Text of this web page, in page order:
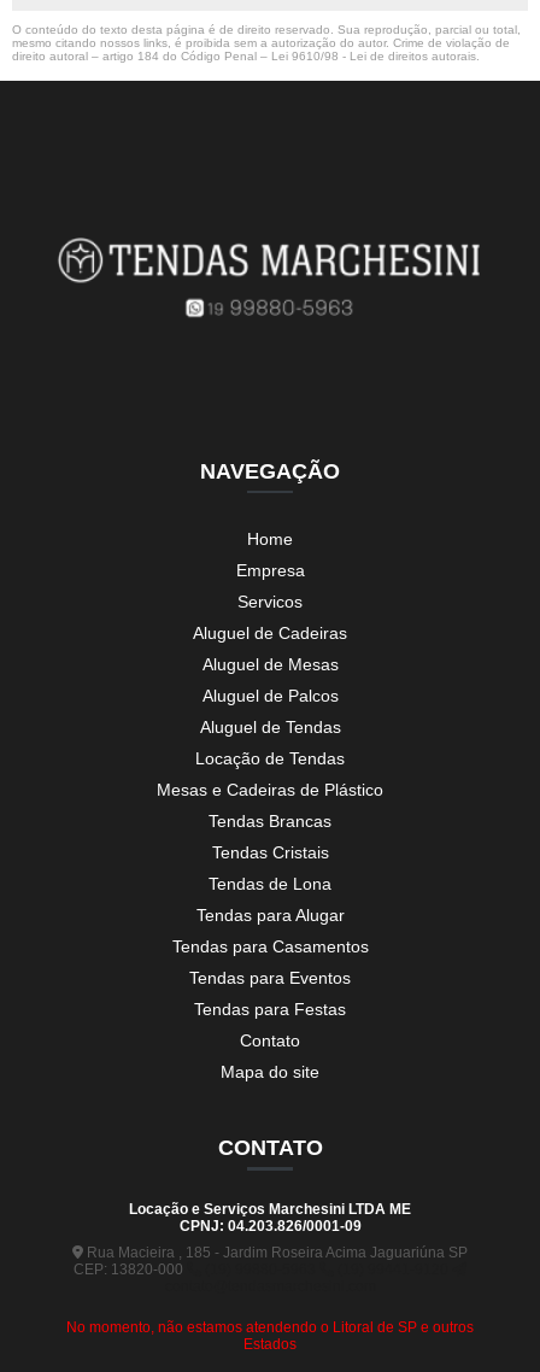
O conteúdo do texto desta página é de direito reservado. Sua reprodução, parcial ou total,
mesmo citando nossos links, é proibida sem a autorização do autor. Crime de violação de
direito autoral – artigo 184 do Código Penal – Lei 9610/98 - Lei de direitos autorais
NAVEGAÇÃO
Home
Empresa
Servicos
Aluguel de Cadeiras
Aluguel de Mesas
Aluguel de Palcos
Aluguel de Tendas
Locação de Tendas
Mesas e Cadeiras de Plástico
Tendas Brancas
Tendas Cristais
Tendas de Lona
Tendas para Alugar
Tendas para Casamentos
Tendas para Eventos
Tendas para Festas
Contato
Mapa do site
CONTATO
Locação e Serviços Marchesini LTDA ME
CPNJ: 04.203.826/0001-09
Rua Macieira , 185 - Jardim Roseira Acima Jaguariúna SP
CEP: 13820-000
No momento, não estamos atendendo o Litoral de SP e outros
Estados